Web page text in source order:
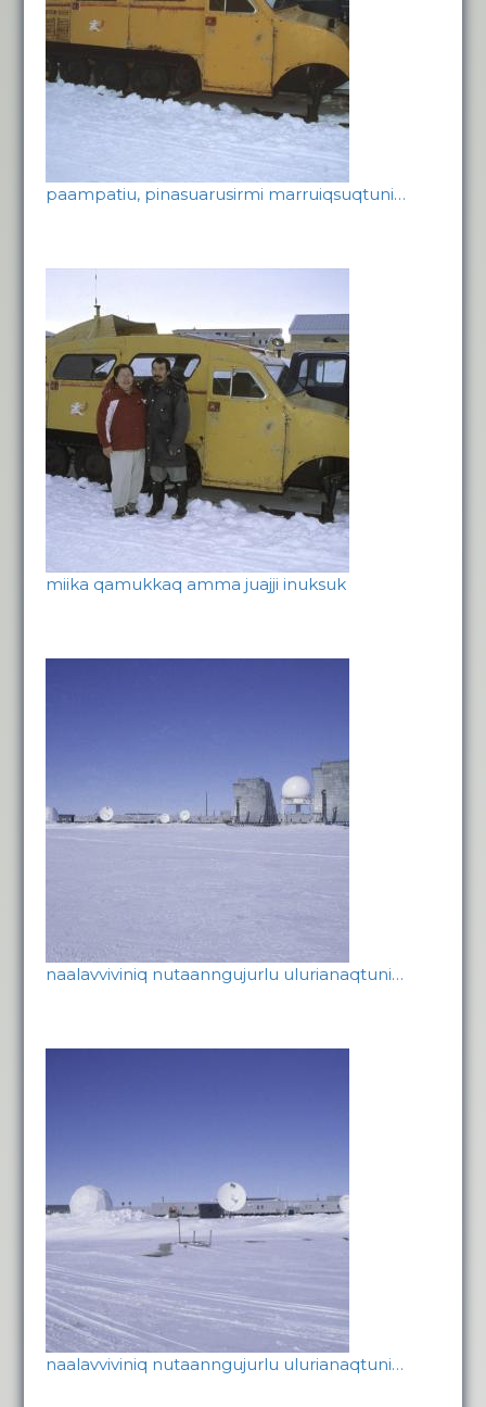
paampatiu, pinasuarusirmi marruiqsuqtuni…
miika qamukkaq amma juajji inuksuk
naalavviviniq nutaanngujurlu ulurianaqtuni…
naalavviviniq nutaanngujurlu ulurianaqtuni…